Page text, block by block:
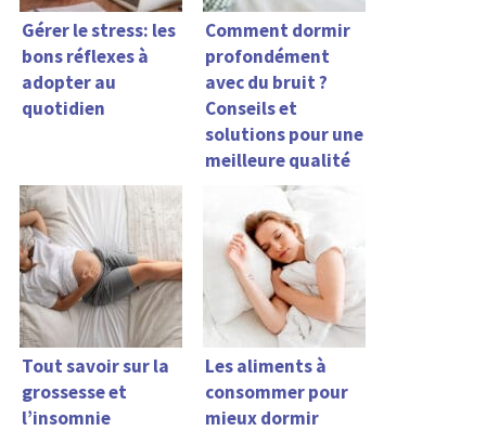
Gérer le stress: les
bons réflexes à
adopter au
quotidien
Comment dormir
profondément
avec du bruit ?
Conseils et
solutions pour une
meilleure qualité
de sommeil !
Tout savoir sur la
grossesse et
l’insomnie
Les aliments à
consommer pour
mieux dormir